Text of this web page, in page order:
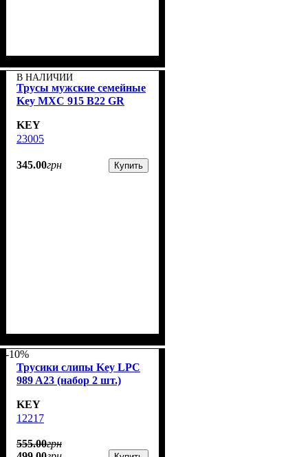
В НАЛИЧИИ
Трусы мужские семейные
Key MXC 915 B22 GR
KEY
23005
345.00грн Купить
-10%
Трусики слипы Key LPC
989 A23 (набор 2 шт.)
KEY
12217
555.00грн